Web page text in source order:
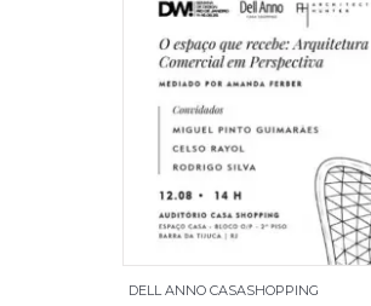
DELL ANNO CASASHOPPING